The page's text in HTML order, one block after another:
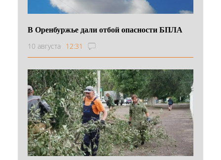
В Оренбуржье дали отбой опасности БПЛА
10 августа 12:31